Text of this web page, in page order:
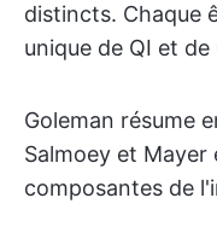
distincts. Chaque
unique de QI et de
Goleman résume
Salmoey et
composantes de